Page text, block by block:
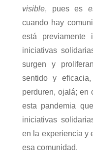
visible, pues es
cuando hay
está previamente
iniciativas
surgen y
sentido y
perduren, ojalá; en
esta pandemia
iniciativas
en la experiencia y
esa comunidad.